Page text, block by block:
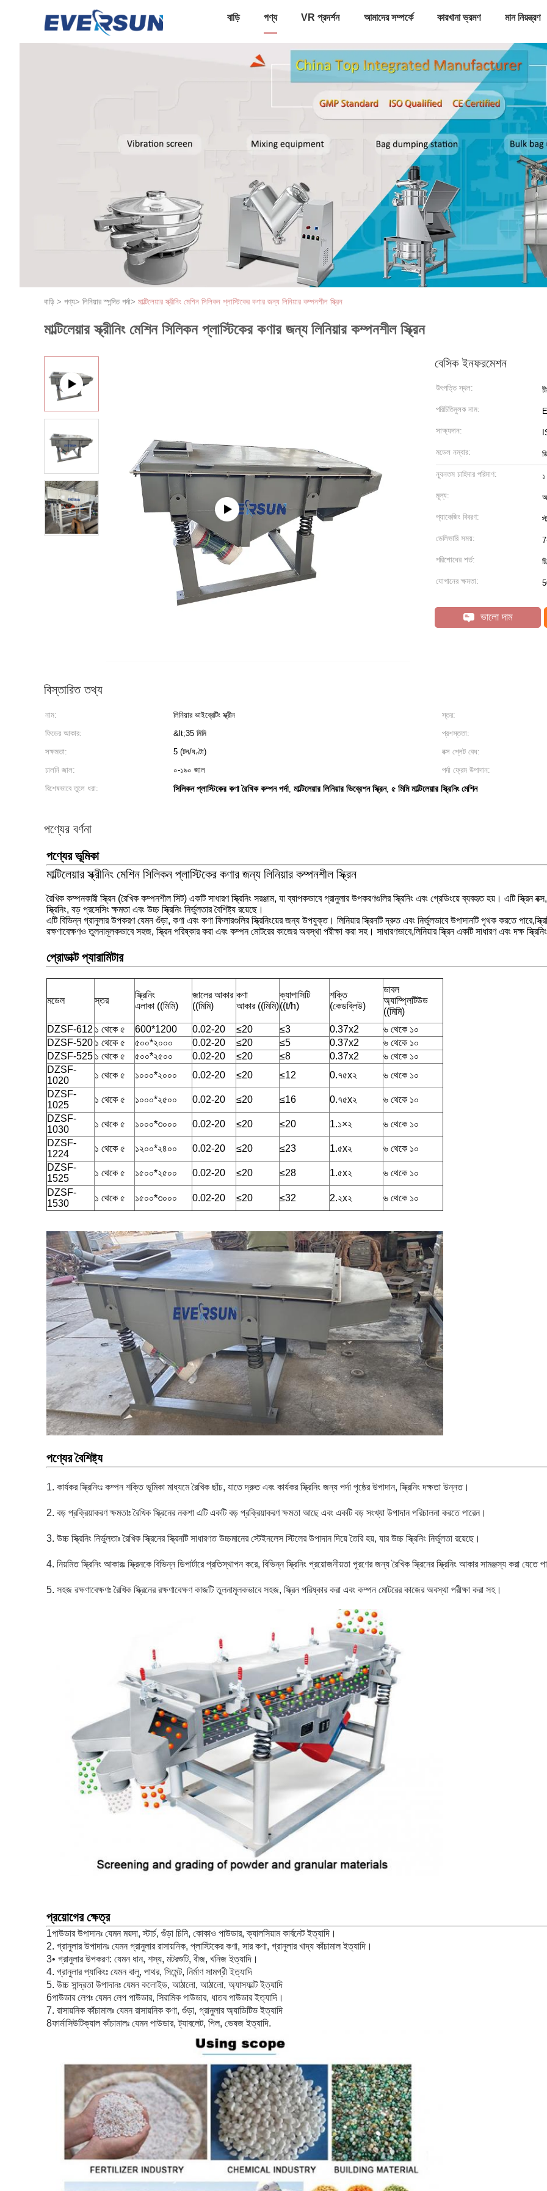
বাড়ি পণ্য VR প্রদর্শন আমাদের সম্পর্কে কারখানা ভ্রমণ মান নিয়ন্ত্রণ
বাড়ি > পণ্য> লিনিয়ার স্পন্দিত পর্দা> মাল্টিলেয়ার স্ক্রীনিং মেশিন সিলিকন প্লাস্টিকের কণার জন্য লিনিয়ার কম্পনশীল স্ক্রিন
মাল্টিলেয়ার স্ক্রীনিং মেশিন সিলিকন প্লাস্টিকের কণার জন্য লিনিয়ার কম্পনশীল স্ক্রিন
বেসিক ইনফরমেশন
উৎপত্তি স্থল:
পরিচিতিমুলক নাম:
সাক্ষ্যদান:
মডেল নম্বার:
ন্যূনতম চাহিদার পরিমাণ:
মূল্য:
প্যাকেজিং বিবরণ:
ডেলিভারি সময়:
পরিশোধের শর্ত:
যোগানের ক্ষমতা:
ভালো দাম
বিস্তারিত তথ্য
নাম: লিনিয়ার ভাইব্রেটিং স্ক্রীন স্তর:
ফিডের আকার:
&lt;35 মিমি প্রশস্ততা:
সক্ষমতা:
5 (টন/ঘণ্টা) বক্স প্লেট বেধ:
চালনি জাল:
০-১৯০ জাল পর্দা ফ্রেম উপাদান:
বিশেষভাবে তুলে ধরা:
সিলিকন প্লাস্টিকের কণা রৈখিক কম্পন পর্দা, মাল্টিলেয়ার লিনিয়ার ভিব্রেশন স্ক্রিন, ৫ মিমি মাল্টিলেয়ার স্ক্রিনিং মেশিন
পণ্যের বর্ণনা
পণ্যের ভূমিকা
মাল্টিলেয়ার স্ক্রীনিং মেশিন সিলিকন প্লাস্টিকের কণার জন্য লিনিয়ার কম্পনশীল স্ক্রিন
রৈখিক কম্পনকারী স্ক্রিন (রৈখিক কম্পনশীল সিট) একটি সাধারণ স্ক্রিনিং সরঞ্জাম, যা ব্যাপকভাবে গ্রানুলার উপকরণগুলির স্ক্রিনিং এবং গ্রেডিংয়ে ব্যবহৃত হয়। এটি স্ক্রিন
স্ক্রিনিং, বড় প্রসেসিং ক্ষমতা এবং উচ্চ স্ক্রিনিং নির্ভুলতার বৈশিষ্ট্য রয়েছে।
এটি বিভিন্ন গ্রানুলার উপকরণ যেমন গুঁড়া, কণা এবং কণা ফিলারগুলির স্ক্রিনিংয়ের জন্য উপযুক্ত। লিনিয়ার স্ক্রিনটি দ্রুত এবং নির্ভুলভাবে উপাদানটি পৃথক করতে
রক্ষণাবেক্ষণও তুলনামূলকভাবে সহজ, স্ক্রিন পরিষ্কার করা এবং কম্পন মোটরের কাজের অবস্থা পরীক্ষা করা সহ। সাধারণভাবে,লিনিয়ার স্ক্রিন একটি সাধারণ এবং দক্ষ
প্রোডাক্ট প্যারামিটার
মডেল স্তর
স্ক্রিনিং
এলাকা ((মিমি)
জালের আকার
((মিমি)
কণা
আকার ((মিমি)
ক্যাপাসিটি
((t/h)
শক্তি
(কেডব্লিউ)
ডাবল
অ্যাম্প্লিটিউড
((মিমি)
DZSF-612 ১ থেকে ৫ 600*1200 0.02-20 ≤20 ≤3 0.37x2
৬ থেকে ১০
DZSF-520 ১ থেকে ৫ ৫০০*২০০০ 0.02-20 ≤20 ≤5 0.37x2
৬ থেকে ১০
DZSF-525 ১ থেকে ৫ ৫০০*২৫০০ 0.02-20 ≤20 ≤8 0.37x2
৬ থেকে ১০
DZSF-
1020
১ থেকে ৫ ১০০০*২০০০ 0.02-20 ≤20 ≤12 0.৭৫x২
৬ থেকে ১০
DZSF-
1025
১ থেকে ৫ ১০০০*২৫০০ 0.02-20 ≤20 ≤16 0.৭৫x২
৬ থেকে ১০
DZSF-
1030
১ থেকে ৫ ১০০০*৩০০০ 0.02-20 ≤20 ≤20 1.১×২
৬ থেকে ১০
DZSF-
1224
১ থেকে ৫ ১২০০*২৪০০ 0.02-20 ≤20 ≤23 1.৫x২
৬ থেকে ১০
DZSF-
1525
১ থেকে ৫ ১৫০০*২৫০০ 0.02-20 ≤20 ≤28 1.৫x২
৬ থেকে ১০
DZSF-
1530
১ থেকে ৫ ১৫০০*৩০০০ 0.02-20 ≤20 ≤32 2.২x২ ৬ থেকে ১০
পণ্যের বৈশিষ্ট্য
1. কার্যকর স্ক্রিনিংঃ কম্পন শক্তি ভূমিকা মাধ্যমে রৈখিক ছাঁচ, যাতে দ্রুত এবং কার্যকর স্ক্রিনিং জন্য পর্দা পৃষ্ঠের উপাদান, স্ক্রিনিং দক্ষতা উন্নত।
2. বড় প্রক্রিয়াকরণ ক্ষমতাঃ রৈখিক স্ক্রিনের নকশা এটি একটি বড় প্রক্রিয়াকরণ ক্ষমতা আছে এবং একটি বড় সংখ্যা উপাদান পরিচালনা করতে পারেন।
3. উচ্চ স্ক্রিনিং নির্ভুলতাঃ রৈখিক স্ক্রিনের স্ক্রিনটি সাধারণত উচ্চমানের স্টেইনলেস স্টিলের উপাদান দিয়ে তৈরি হয়, যার উচ্চ স্ক্রিনিং নির্ভুলতা রয়েছে।
4. নিয়মিত স্ক্রিনিং আকারঃ স্ক্রিনকে বিভিন্ন ডিপার্টারে প্রতিস্থাপন করে, বিভিন্ন স্ক্রিনিং প্রয়োজনীয়তা পূরণের জন্য রৈখিক স্ক্রিনের স্ক্রিনিং আকার সামঞ্জস্য করা যেতে
5. সহজ রক্ষণাবেক্ষণঃ রৈখিক স্ক্রিনের রক্ষণাবেক্ষণ কাজটি তুলনামূলকভাবে সহজ, স্ক্রিন পরিষ্কার করা এবং কম্পন মোটরের কাজের অবস্থা পরীক্ষা করা সহ।
প্রয়োগের ক্ষেত্র
1পাউডার উপাদানঃ যেমন ময়দা, স্টার্চ, গুঁড়া চিনি, কোকাও পাউডার, ক্যালসিয়াম কার্বনেট ইত্যাদি।
2. গ্রানুলার উপাদানঃ যেমন গ্রানুলার রাসায়নিক, প্লাস্টিকের কণা, সার কণা, গ্রানুলার খাদ্য কাঁচামাল ইত্যাদি।
3• গ্রানুলার উপকরণ: যেমন ধান, শস্য, মটরশুটি, বীজ, খনিজ ইত্যাদি।
4. গ্রানুলার প্যাকিংঃ যেমন বালু, পাথর, সিমেন্ট, নির্মাণ সামগ্রী ইত্যাদি
5. উচ্চ সান্দ্রতা উপাদানঃ যেমন কলোইড, আঠালো, আঠালো, অ্যাসফাল্ট ইত্যাদি
6পাউডার লেপঃ যেমন লেপ পাউডার, সিরামিক পাউডার, ধাতব পাউডার ইত্যাদি।
7. রাসায়নিক কাঁচামালঃ যেমন রাসায়নিক কণা, গুঁড়া, গ্রানুলার অ্যাডিটিভ ইত্যাদি
8ফার্মাসিউটিক্যাল কাঁচামালঃ যেমন পাউডার, ট্যাবলেট, পিল, ভেষজ ইত্যাদি.